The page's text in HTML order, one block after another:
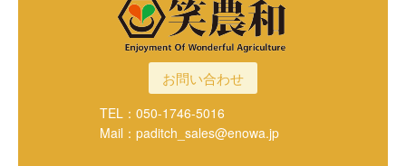
お問い合わせ
TEL：050-1746-5016
Mail：paditch_sales@enowa.jp